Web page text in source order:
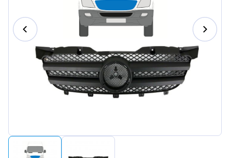
Magyar
Lietuvių
Português
Slovenian
Latvian